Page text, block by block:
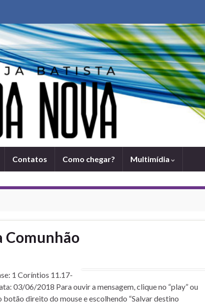
Contatos Como chegar? Multimídia
Comunhão
1 Corí­ntios 11.17-
03/06/2018 Para ouvir a mensagem, clique no “play” ou
direito do mouse e escolhendo “Salvar destino